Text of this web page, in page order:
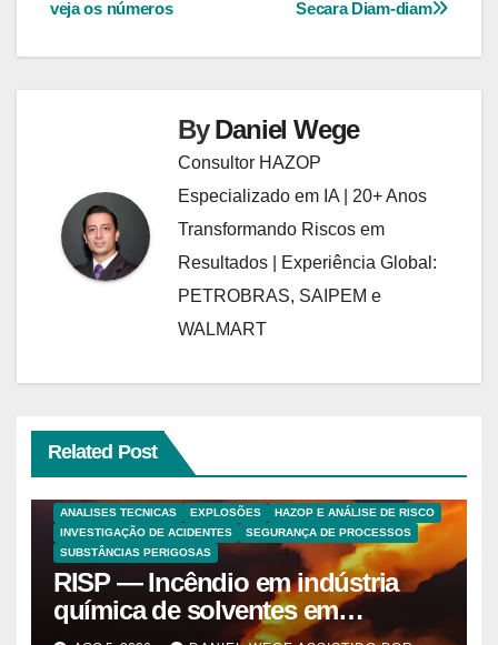
Post Secara Diam-diam
veja os números
ByDaniel Wege
Consultor HAZOP
Especializado em IA | 20+ Anos
Transformando Riscos em
Resultados | Experiência Global:
PETROBRAS, SAIPEM e
WALMART
Related Post
ANALISES TECNICAS EXPLOSÕES
HAZOP E ANÁLISE DE RISCO
INVESTIGAÇÃO DE ACIDENTES
SEGURANÇA DE PROCESSOS
SUBSTÂNCIAS PERIGOSAS
RISP — Incêndio em indústria
química de solventes em
Itaquaquecetuba/SP